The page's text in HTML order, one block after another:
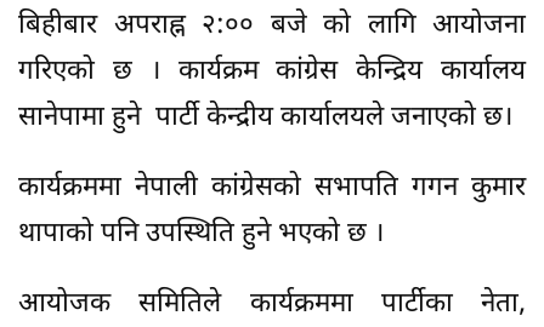
बिहीबार अपराह्न २:०० बजे को लागि आयोजना
गरिएको छ । कार्यक्रम कांग्रेस केन्द्रिय कार्यालय
सानेपामा हुने पार्टी केन्द्रीय कार्यालयले जनाएको छ।
कार्यक्रममा नेपाली कांग्रेसको सभापति गगन कुमार
थापाको पनि उपस्थिति हुने भएको छ ।
आयोजक समितिले कार्यक्रममा पार्टीका नेता,